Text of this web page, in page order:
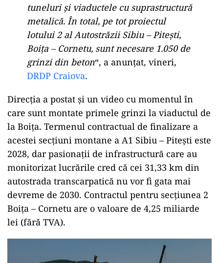
tuneluri și viaductele cu suprastructură
metalică. În total, pe tot proiectul
lotului 2 al Autostrăzii Sibiu – Pitești,
Boița – Cornetu, sunt necesare 1.050 de
grinzi din beton“, a anunțat, vineri,
DRDP Craiova.
Direcția a postat și un video cu momentul în
care sunt montate primele grinzi la viaductul de
la Boița. Termenul contractual de finalizare a
acestei secțiuni montane a A1 Sibiu – Pitești este
2028, dar pasionații de infrastructură care au
monitorizat lucrările cred că cei 31,33 km din
autostrada transcarpatică nu vor fi gata mai
devreme de 2030. Contractul pentru secțiunea 2
Boița – Cornetu are o valoare de 4,25 miliarde
lei (fără TVA).